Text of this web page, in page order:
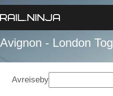
Avignon - London Tog
Avreiseby